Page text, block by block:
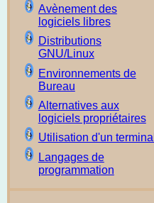
Avènement des
logiciels libres
Distributions
GNU/Linux
Environnements de
Bureau
Alternatives aux
logiciels propriétaires
Utilisation d'un terminal
Langages de
programmation